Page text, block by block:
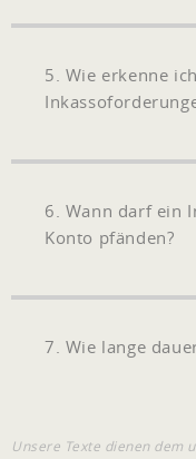
5. Wie erkenne
6. Wann darf ein
Konto pfänden?
7. Wie lange
Unsere Texte dienen dem